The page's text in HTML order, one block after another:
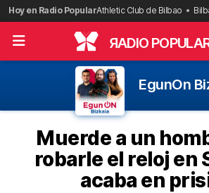
Saltar
al
contenido
Hoy en Radio PopularAthletic Club de Bilbao
RADIO
EgunOn
Muerde a un
robarle el reloj en
acaba en